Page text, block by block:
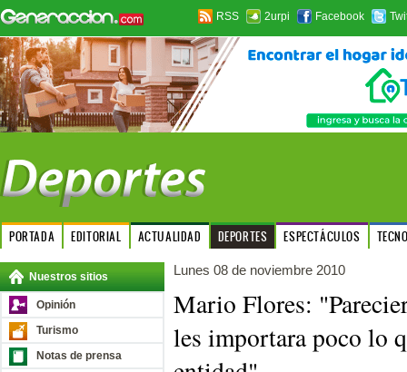
RSS 2urpi Facebook
PORTADA EDITORIAL ACTUALIDAD DEPORTES ESPECTÁCULOS
Nuestros sitios
Opinión
Turismo
Notas de prensa
Lunes 08 de noviembre 2010
Mario Flores:
les importara poco lo